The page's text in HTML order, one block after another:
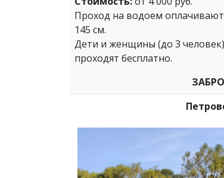
Проход на водоем
145 см.
Дети и женщины (до 3
проходят бесплатно.